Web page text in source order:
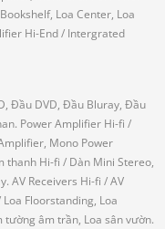
Loa Center, Loa
Hi-End/ Intergrated
Đầu DVD, Đầu Bluray, Đầu
Power Amplifier Hi-fi /
Mono Power
thanh Hi-fi / Dàn Mini Stereo,
AV Receivers Hi-fi / AV
Loa Floorstanding, Loa
tường âm trần, Loa sân vườn.